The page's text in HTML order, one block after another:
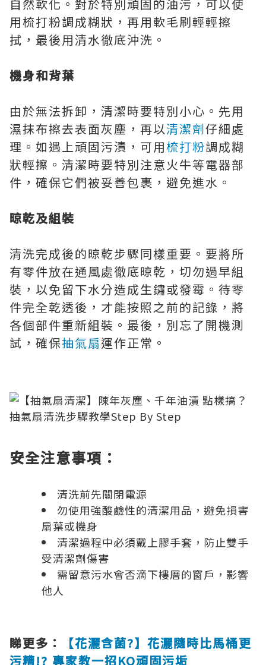
自然軟化。對於特別頑固的油污，可以使
用梳打粉調成糊狀，再用軟毛刷輕輕擦
拭，最後用清水徹底沖洗。
機身和背葉
由於無法拆卸，清潔時要特別小心。先用
濕抹布擦去表面灰塵，再以清潔劑仔細處
理。如遇上頑固污漬，可用梳打粉調成糊
狀輕擦。清潔時要特別注意火牛等電器部
件，確保它們被妥善包裹，避免進水。
晾乾及組裝
清洗完成後的晾乾步驟同樣重要。要將所
有零件放在通風處徹底晾乾，切勿過早組
裝，以免留下水分造成生鏽或發霉。待零
件完全乾透後，才能按照之前的記錄，將
各個部件重新組裝。最後，別忘了開機測
試，確保抽氣扇運作正常。
安全注意事項：
清洗前先關閉電源
勿使用強酸鹼性的清潔用品，避免損害
扇葉或機身
清潔過程中必須戴上膠手套，防止雙手
受清潔劑傷害
需留意污水會否滴下樓層的窗戶，影響
他人
睇更多：
【花灑含菌?】花灑隨時比馬桶更
污糟!? 專家教一招KO頑固污垢